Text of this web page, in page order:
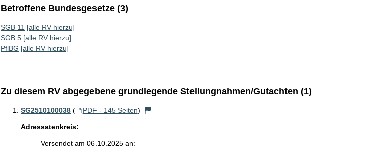
Betroffene Bundesgesetze (3)
SGB 11 [alle RV hierzu]
SGB 5 [alle RV hierzu]
PflBG [alle RV hierzu]
Zu diesem RV abgegebene grundlegende Stellungnahmen/Gutachten (1)
SG2510100038 ( PDF - 145 Seiten)
Adressatenkreis:
Versendet am 06.10.2025 an: